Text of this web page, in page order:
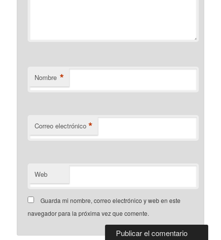
Nombre *
Correo electrónico *
Web
Guarda mi nombre, correo electrónico y web en este
navegador para la próxima vez que comente.